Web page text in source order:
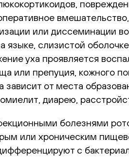
или диссеминации
слизистой
уха проявляется
или препуция, кожного
от места
диарею,
болезнями
или хроническим
с